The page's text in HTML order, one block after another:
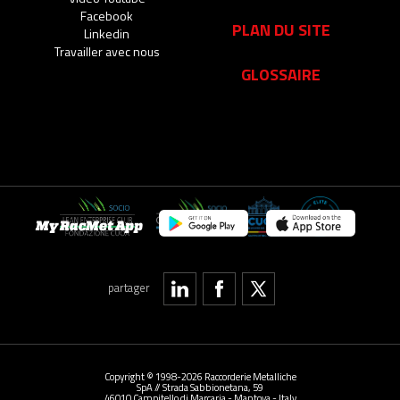
Facebook
Linkedin
Travailler avec nous
PLAN DU SITE
GLOSSAIRE
partager
My RacMet App
Copyright © 1998-2026 Raccorderie Metalliche
SpA // Strada Sabbionetana, 59